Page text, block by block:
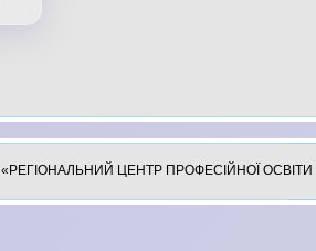
«РЕГІОНАЛЬНИЙ ЦЕНТР ПРОФЕСІЙНОЇ